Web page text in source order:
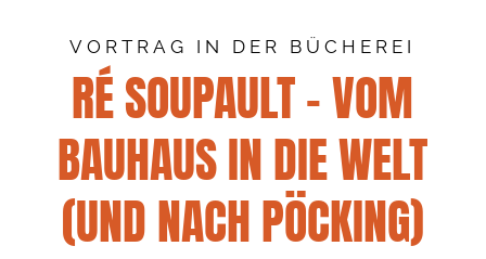
VORTRAG IN DER BÜCHEREI
RÉ SOUPAULT – VOM
BAUHAUS IN DIE WELT
(UND NACH PÖCKING)